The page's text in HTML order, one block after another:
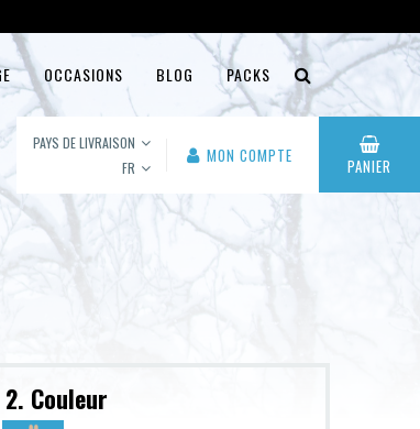
OCCASIONS BLOG PACKS
PAYS DE LIVRAISON
FR
MON COMPTE PANIER
2. Couleur